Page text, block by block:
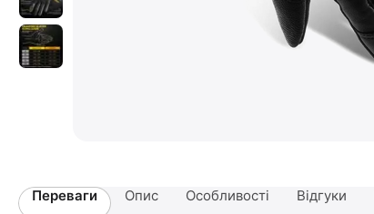
Переваги Опис Особливості Відгуки